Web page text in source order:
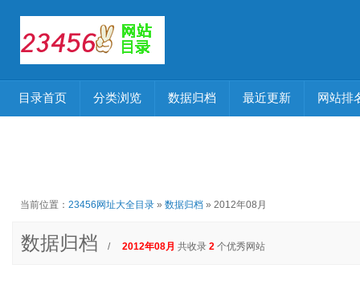
目录首页 分类浏览 数据归档 最近更新 网站排
当前位置： 23456网址大全目录 » 数据归档 » 2012年08月
数据归档 / 2012年08月 共收录 2 个优秀网站